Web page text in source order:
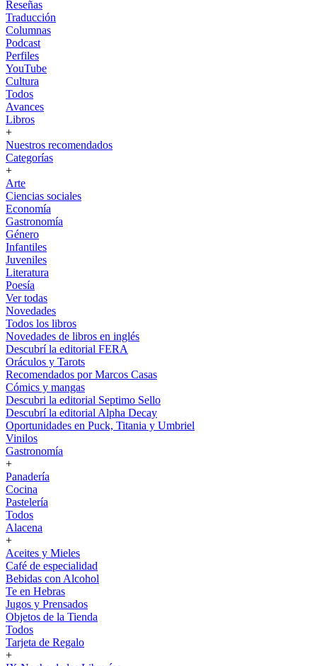
Reseñas
Traducción
Columnas
Podcast
Perfiles
YouTube
Cultura
Todos
Avances
Libros
+
Nuestros recomendados
Categorías
+
Arte
Ciencias sociales
Economía
Gastronomía
Género
Infantiles
Juveniles
Literatura
Poesía
Ver todas
Novedades
Todos los libros
Novedades de libros en inglés
Descubrí la editorial FERA
Oráculos y Tarots
Recomendados por Marcos Casas
Cómics y mangas
Descubri la editorial Septimo Sello
Descubrí la editorial Alpha Decay
Oportunidades en Puck, Titania y Umbriel
Vinilos
Gastronomía
+
Panadería
Cocina
Pastelería
Todos
Alacena
+
Aceites y Mieles
Café de especialidad
Bebidas con Alcohol
Te en Hebras
Jugos y Prensados
Objetos de la Tienda
Todos
Tarjeta de Regalo
+